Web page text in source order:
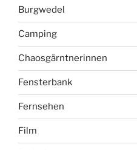
Camping
Chaosgärntnerinnen
Fensterbank
Fernsehen
Film